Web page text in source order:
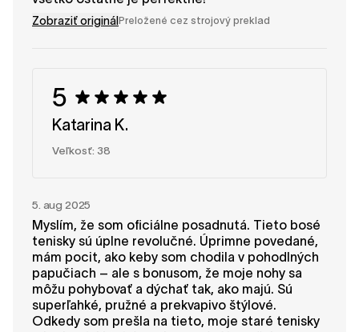
Zobraziť originál Preložené cez strojový preklad
5
Katarina K.
Veľkosť: 38
5. aug 2025
Myslím, že som oficiálne posadnutá. Tieto bosé
tenisky sú úplne revolučné. Úprimne povedané,
mám pocit, ako keby som chodila v pohodlných
papučiach – ale s bonusom, že moje nohy sa
môžu pohybovať a dýchať tak, ako majú. Sú
superľahké, pružné a prekvapivo štýlové.
Odkedy som prešla na tieto, moje staré tenisky